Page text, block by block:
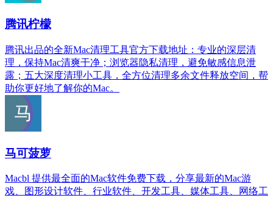
腾讯柠檬
腾讯出品的全新Mac清理工具官方下载地址：专业的深层清
理，保持Mac清爽干净；浏览器隐私清理，避免敏感信息泄
露；五大深度清理小工具，全方位清理多余文件释放空间，帮
助你更好地了解你的Mac。
马可菠萝
Macbl 提供最全面的Mac软件免费下载，分享最新的Mac游
戏、图形设计软件、行业软件、开发工具、媒体工具、网络工